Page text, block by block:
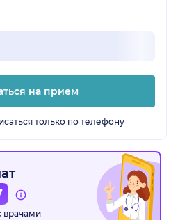
на прием
только по телефону
врачами